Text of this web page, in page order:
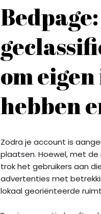
om
hebben
Zodra je account is
plaatsen. Hoewel, met
trok het gebruikers aan
advertenties met
lokaal georiënteerde